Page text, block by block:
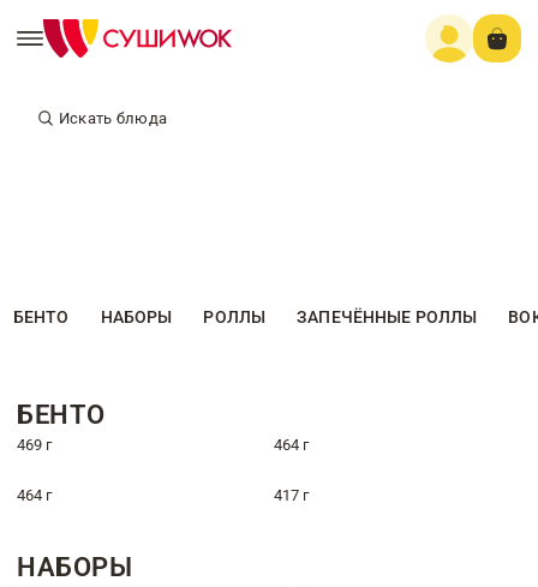
Искать блюда
БЕНТО НАБОРЫ РОЛЛЫ ЗАПЕЧЁННЫЕ РОЛЛЫ
БЕНТО
469 г 464 г
464 г 417 г
НАБОРЫ